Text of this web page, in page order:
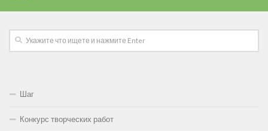
Шаг
Конкурс творческих работ